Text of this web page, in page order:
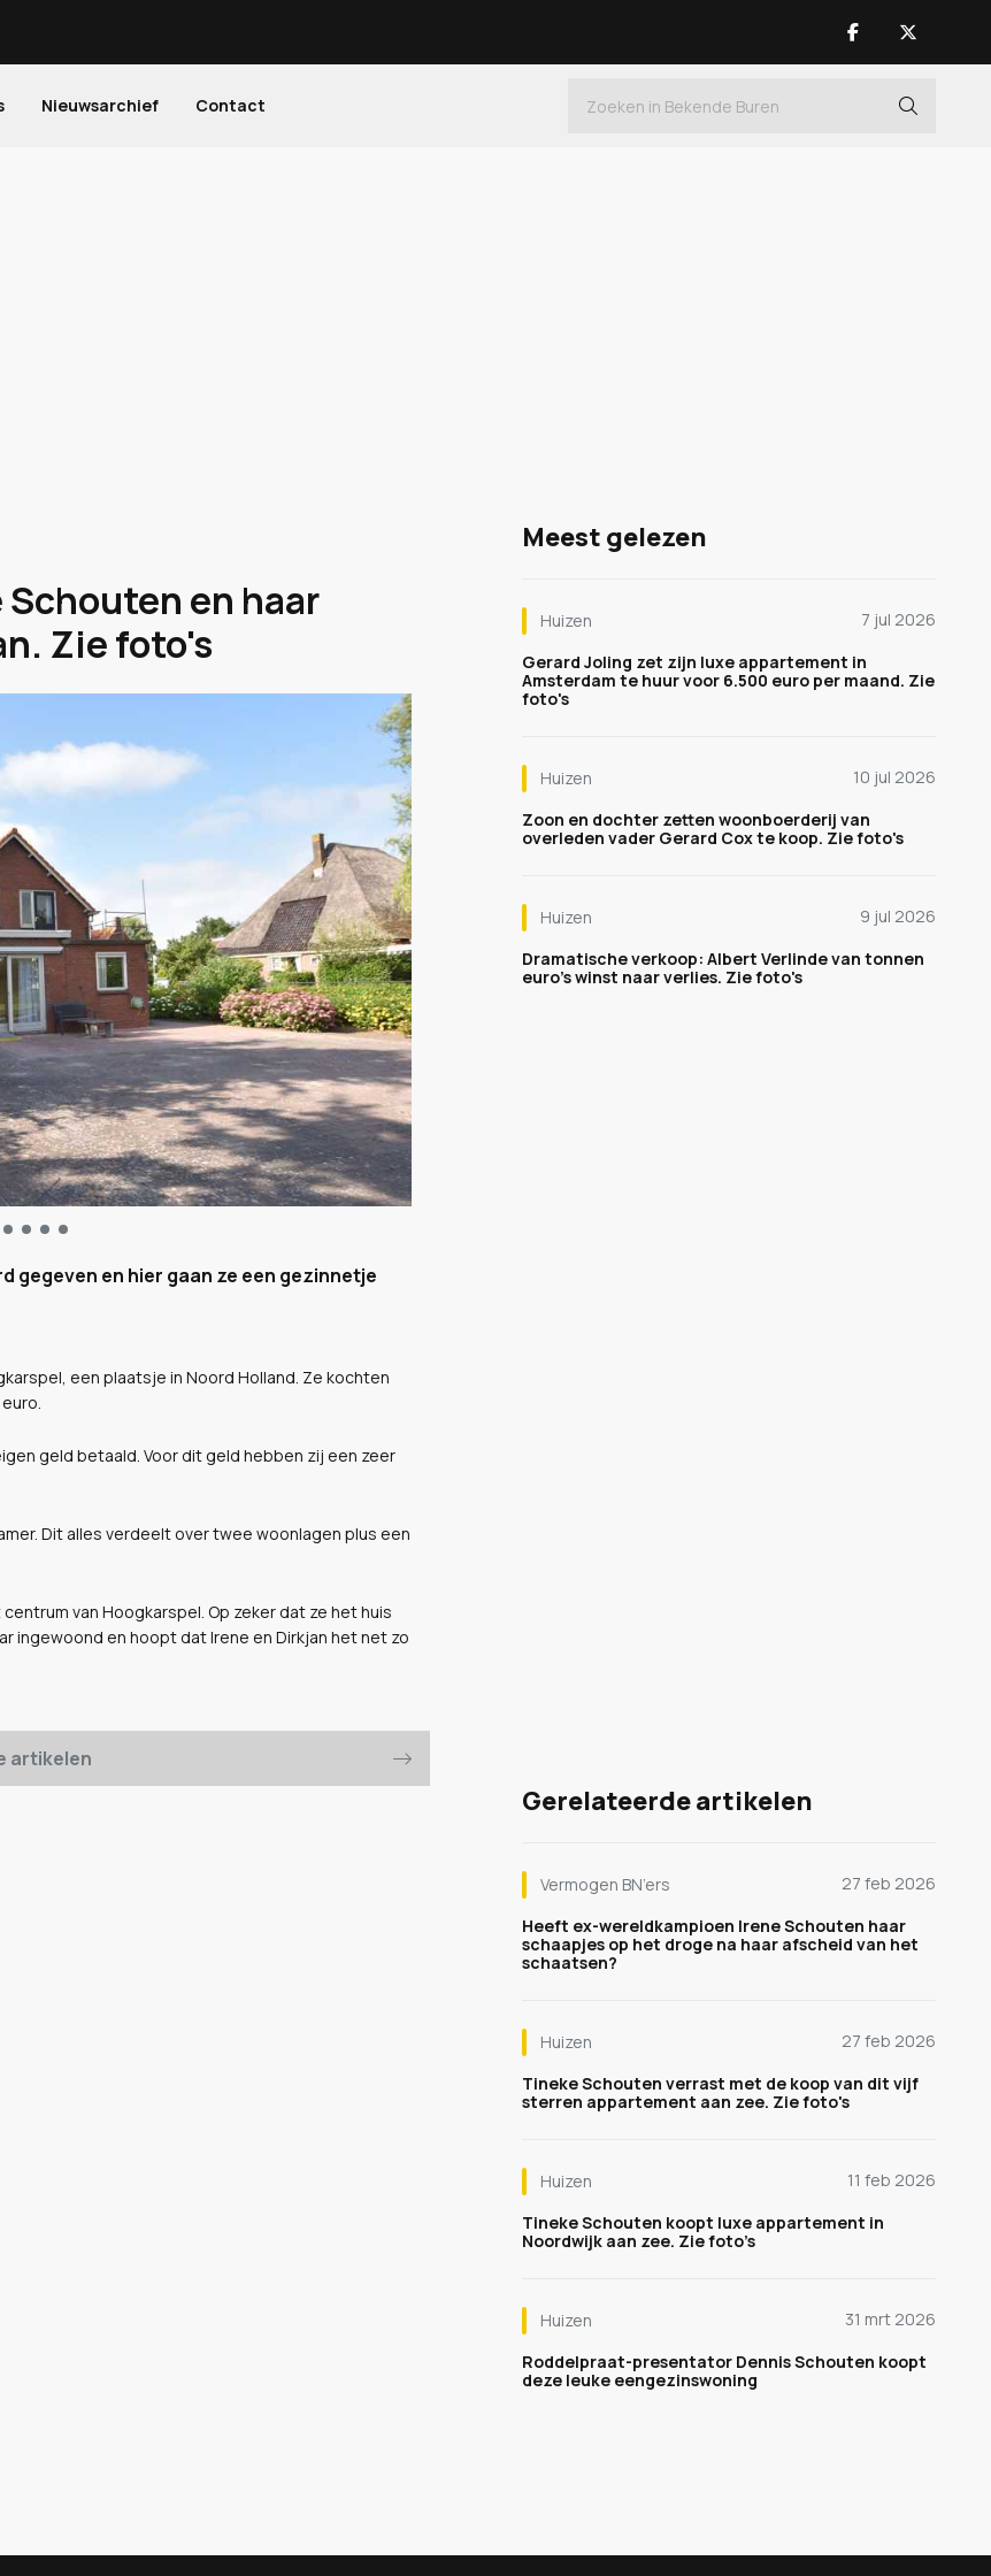
Nieuwsarchief Contact
en haar
Zie foto's
gegeven en hier gaan ze een gezinnetje
een plaatsje in Noord Holland. Ze kochten
geld betaald. Voor dit geld hebben zij een zeer
Dit alles verdeelt over twee woonlagen plus een
van Hoogkarspel. Op zeker dat ze het huis
ingewoond en hoopt dat Irene en Dirkjan het net zo
artikelen
Meest gelezen
Huizen
7 jul 2026
Gerard Joling zet zijn luxe appartement in
Amsterdam te huur voor 6.500 euro per maand. Zie
foto's
Huizen
10 jul 2026
Zoon en dochter zetten woonboerderij van
overleden vader Gerard Cox te koop. Zie foto's
Huizen
9 jul 2026
Dramatische verkoop: Albert Verlinde van tonnen
euro's winst naar verlies. Zie foto's
Gerelateerde artikelen
Vermogen BN’ers
27 feb 2026
Heeft ex-wereldkampioen Irene Schouten haar
schaapjes op het droge na haar afscheid van het
schaatsen?
Huizen
27 feb 2026
Tineke Schouten verrast met de koop van dit vijf
sterren appartement aan zee. Zie foto's
Huizen
11 feb 2026
Tineke Schouten koopt luxe appartement in
Noordwijk aan zee. Zie foto’s
Huizen
31 mrt 2026
Roddelpraat-presentator Dennis Schouten koopt
deze leuke eengezinswoning